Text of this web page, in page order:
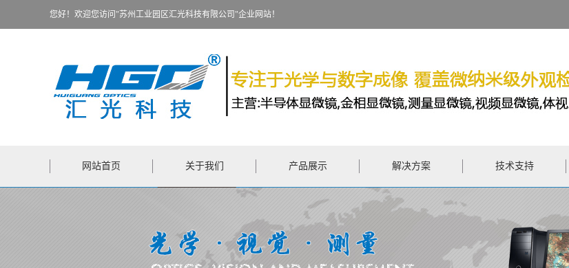
您好！欢迎您访问"苏州工业园区汇光科技有限公司"企业网站！
网站首页 关于我们 产品展示 解决方案 技术支持